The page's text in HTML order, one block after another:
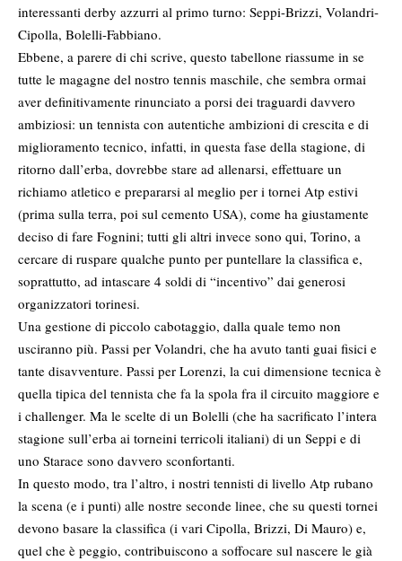
interessanti derby azzurri al primo turno: Seppi-Brizzi, Volandri-
Cipolla, Bolelli-Fabbiano.
Ebbene, a parere di chi scrive, questo tabellone riassume in se
tutte le magagne del nostro tennis maschile, che sembra ormai
aver definitivamente rinunciato a porsi dei traguardi davvero
ambiziosi: un tennista con autentiche ambizioni di crescita e di
miglioramento tecnico, infatti, in questa fase della stagione, di
ritorno dall’erba, dovrebbe stare ad allenarsi, effettuare un
richiamo atletico e prepararsi al meglio per i tornei Atp estivi
(prima sulla terra, poi sul cemento USA), come ha giustamente
deciso di fare Fognini; tutti gli altri invece sono qui, Torino, a
cercare di ruspare qualche punto per puntellare la classifica e,
soprattutto, ad intascare 4 soldi di “incentivo” dai generosi
organizzatori torinesi.
Una gestione di piccolo cabotaggio, dalla quale temo non
usciranno più. Passi per Volandri, che ha avuto tanti guai fisici e
tante disavventure. Passi per Lorenzi, la cui dimensione tecnica è
quella tipica del tennista che fa la spola fra il circuito maggiore e
i challenger. Ma le scelte di un Bolelli (che ha sacrificato l’intera
stagione sull’erba ai torneini terricoli italiani) di un Seppi e di
uno Starace sono davvero sconfortanti.
In questo modo, tra l’altro, i nostri tennisti di livello Atp rubano
la scena (e i punti) alle nostre seconde linee, che su questi tornei
devono basare la classifica (i vari Cipolla, Brizzi, Di Mauro) e,
quel che è peggio, contribuiscono a soffocare sul nascere le già